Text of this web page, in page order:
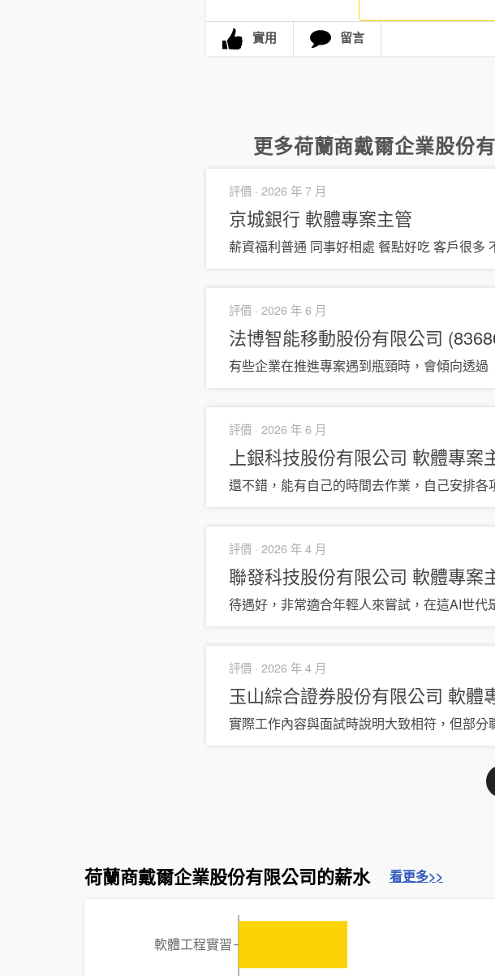
實用 留言
更多荷蘭商戴爾企業股份
評價 · 2026 年 7 月
京城銀行 軟體專案主管
薪資福利普通 同事好相處 餐點好吃 客戶很多
評價 · 2026 年 6 月
法博智能移動股份有限公司
有些企業在推進專案遇到瓶頸時，會傾向透過
評價 · 2026 年 6 月
上銀科技股份有限公司 軟體專案
還不錯，能有自己的時間去作業，自己安排各
評價 · 2026 年 4 月
聯發科技股份有限公司 軟體專案
待遇好，非常適合年輕人來嘗試，在這AI世代
評價 · 2026 年 4 月
玉山綜合證券股份有限公司 軟體
實際工作內容與面試時說明大致相符，但部分
荷蘭商戴爾企業股份有限公司的薪水 看更多>>
軟體工程實習